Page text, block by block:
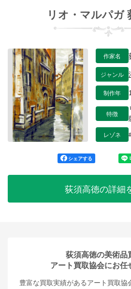
リオ・マルパガ
作家名
ジャンル
制作年
特徴
レゾネ
シェアする
荻須高徳の詳細
荻須高徳の美術品
アート買取協会にお任
豊富な買取実績があるアート買取協